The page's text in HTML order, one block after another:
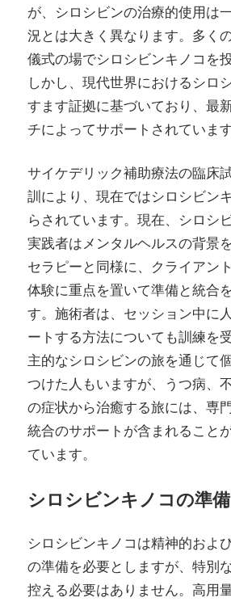
が、シロシビンの治療的使用は
況とは大きく異なります。多く
儀式の場でシロシビンキノコを
しかし、現代世界におけるシロ
すます証拠に基づいており、最
チによってサポートされています
サイケデリック補助療法の臨床
訓により、現在ではシロシビン
らされています。現在、シロシ
実践者はメンタルヘルスの背景
セラピーと同様に、クライアン
体験に重点を置いて準備と統合
す。施術者は、セッション中に
ートする方法についても訓練を
主的なシロシビンの旅を通じて
つけた人もいますが、うつ病、
の症状から治癒する旅には、専
統合のサポートが含まれること
ています。
シロシビンキノコの準備
シロシビンキノコは精神的およ
の準備を必要としますが、特別
控える必要はありません。高用